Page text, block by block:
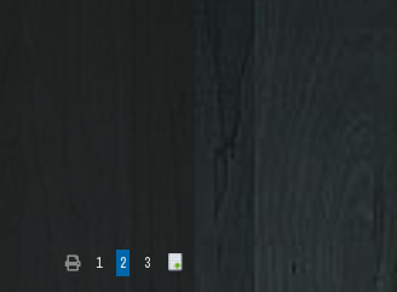
1 2 3